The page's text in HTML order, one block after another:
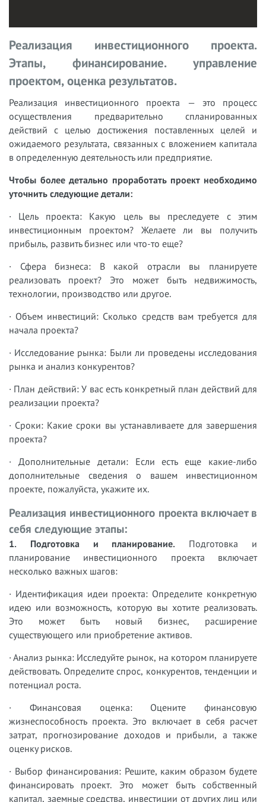
Реализация инвестиционного проекта.
Этапы, финансирование. управление
проектом, оценка результатов.
Реализация инвестиционного проекта — это процесс
осуществления предварительно спланированных
действий с целью достижения поставленных целей и
ожидаемого результата, связанных с вложением капитала
в определенную деятельность или предприятие.
Чтобы более детально проработать проект необходимо
уточнить следующие детали:
· Цель проекта: Какую цель вы преследуете с этим
инвестиционным проектом? Желаете ли вы получить
прибыль, развить бизнес или что-то еще?
· Сфера бизнеса: В какой отрасли вы планируете
реализовать проект? Это может быть недвижимость,
технологии, производство или другое.
· Объем инвестиций: Сколько средств вам требуется для
начала проекта?
· Исследование рынка: Были ли проведены исследования
рынка и анализ конкурентов?
· План действий: У вас есть конкретный план действий для
реализации проекта?
· Сроки: Какие сроки вы устанавливаете для завершения
проекта?
· Дополнительные детали: Если есть еще какие-либо
дополнительные сведения о вашем инвестиционном
проекте, пожалуйста, укажите их.
Реализация инвестиционного проекта включает в
себя следующие этапы:
1. Подготовка и планирование. Подготовка и
планирование инвестиционного проекта включает
несколько важных шагов:
· Идентификация идеи проекта: Определите конкретную
идею или возможность, которую вы хотите реализовать.
Это может быть новый бизнес, расширение
существующего или приобретение активов.
· Анализ рынка: Исследуйте рынок, на котором планируете
действовать. Определите спрос, конкурентов, тенденции и
потенциал роста.
· Финансовая оценка: Оцените финансовую
жизнеспособность проекта. Это включает в себя расчет
затрат, прогнозирование доходов и прибыли, а также
оценку рисков.
· Выбор финансирования: Решите, каким образом будете
финансировать проект. Это может быть собственный
капитал, заемные средства, инвестиции от других лиц или